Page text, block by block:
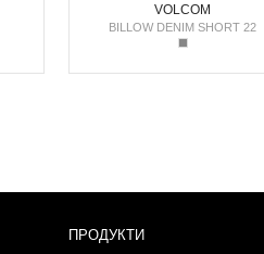
VOLCOM
BILLOW DENIM SHORT 22
ПРОДУКТИ